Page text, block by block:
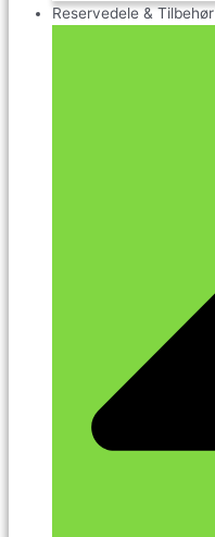
Reservedele & Tilbehør